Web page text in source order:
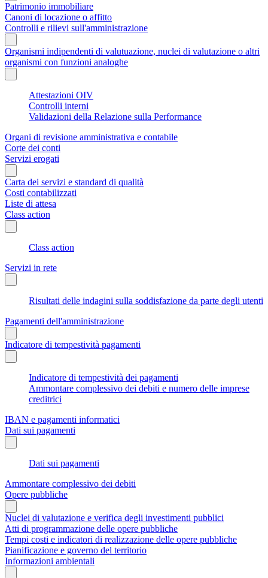
Patrimonio immobiliare
Canoni di locazione o affitto
Controlli e rilievi sull'amministrazione
Organismi indipendenti di valutuazione, nuclei di valutazione o altri
organismi con funzioni analoghe
Attestazioni OIV
Controlli interni
Validazioni della Relazione sulla Performance
Organi di revisione amministrativa e contabile
Corte dei conti
Servizi erogati
Carta dei servizi e standard di qualità
Costi contabilizzati
Liste di attesa
Class action
Class action
Servizi in rete
Risultati delle indagini sulla soddisfazione da parte degli utenti
Pagamenti dell'amministrazione
Indicatore di tempestività pagamenti
Indicatore di tempestività dei pagamenti
Ammontare complessivo dei debiti e numero delle imprese
creditrici
IBAN e pagamenti informatici
Dati sui pagamenti
Dati sui pagamenti
Ammontare complessivo dei debiti
Opere pubbliche
Nuclei di valutazione e verifica degli investimenti pubblici
Atti di programmazione delle opere pubbliche
Tempi costi e indicatori di realizzazione delle opere pubbliche
Pianificazione e governo del territorio
Informazioni ambientali